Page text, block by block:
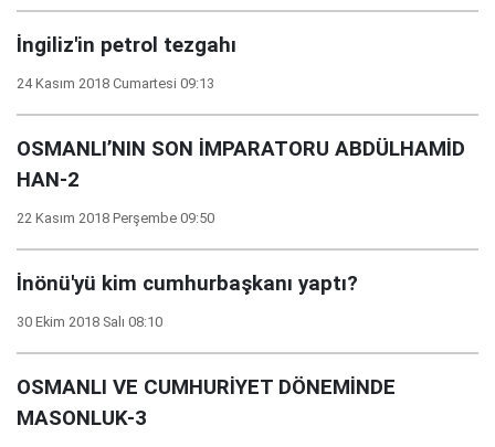
İngiliz'in petrol tezgahı
24 Kasım 2018 Cumartesi 09:13
OSMANLI’NIN SON İMPARATORU ABDÜLHAMİD
HAN-2
22 Kasım 2018 Perşembe 09:50
İnönü'yü kim cumhurbaşkanı yaptı?
30 Ekim 2018 Salı 08:10
OSMANLI VE CUMHURİYET DÖNEMİNDE
MASONLUK-3